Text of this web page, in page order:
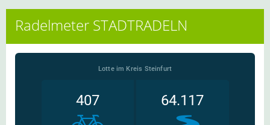
Radelmeter STADTRADELN